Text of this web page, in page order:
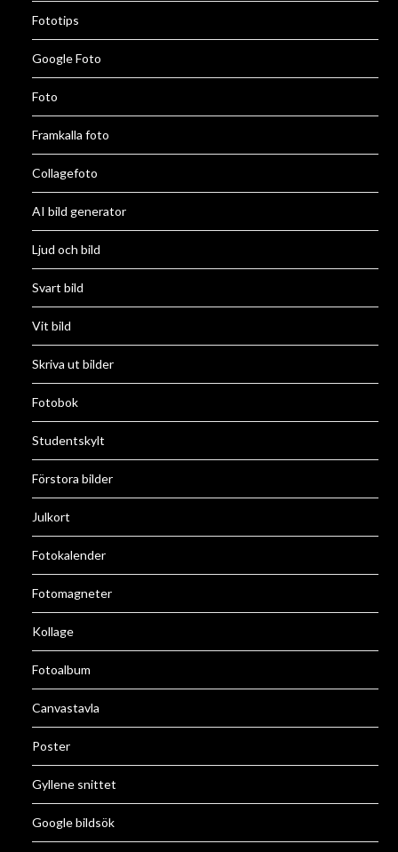
Fototips
Google Foto
Foto
Framkalla foto
Collagefoto
AI bild generator
Ljud och bild
Svart bild
Vit bild
Skriva ut bilder
Fotobok
Studentskylt
Förstora bilder
Julkort
Fotokalender
Fotomagneter
Kollage
Fotoalbum
Canvastavla
Poster
Gyllene snittet
Google bildsök